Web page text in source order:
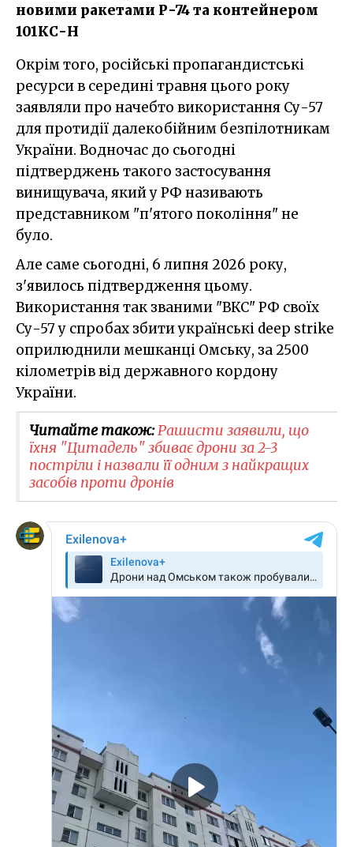
новими ракетами Р-74 та контейнером
101КС-Н
Окрім того, російські пропагандистські
ресурси в середині травня цього року
заявляли про начебто використання Су-57
для протидії далекобійним безпілотникам
України. Водночас до сьогодні
підтверджень такого застосування
винищувача, який у РФ називають
представником "п'ятого покоління" не
було.
Але саме сьогодні, 6 липня 2026 року,
з'явилось підтвердження цьому.
Використання так званими "ВКС" РФ своїх
Су-57 у спробах збити українські deep strike
оприлюднили мешканці Омську, за 2500
кілометрів від державного кордону
України.
Читайте також:Рашисти заявили, що
їхня "Цитадель" збиває дрони за 2-3
постріли і назвали її одним з найкращих
засобів проти дронів